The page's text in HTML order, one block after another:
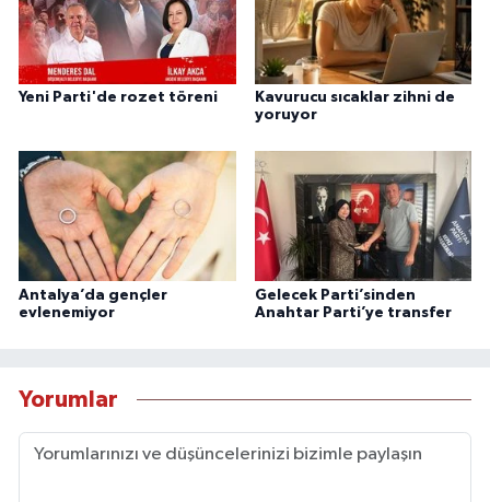
Yeni Parti'de rozet töreni
Kavurucu sıcaklar zihni de
yoruyor
Antalya’da gençler
evlenemiyor
Gelecek Parti’sinden
Anahtar Parti’ye transfer
Yorumlar